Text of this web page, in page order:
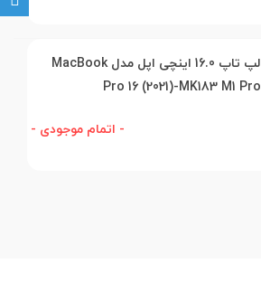
لپ تاپ 16.0 اینچی اپل مدل MacBook
Pro 16 (2021)-MK183 M1 Pro
- اتمام موجودی -